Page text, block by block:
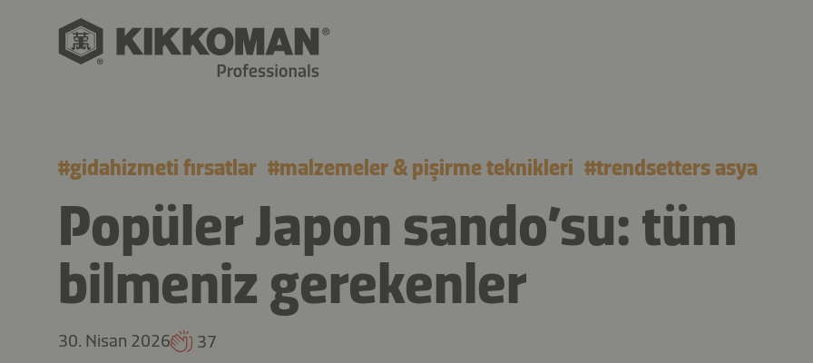
#gidahizmeti fırsatlar #malzemeler & pişirme teknikleri #trendsetters asya
Popüler Japon sando’su: tüm
bilmeniz gerekenler
30. Nisan 2026 37